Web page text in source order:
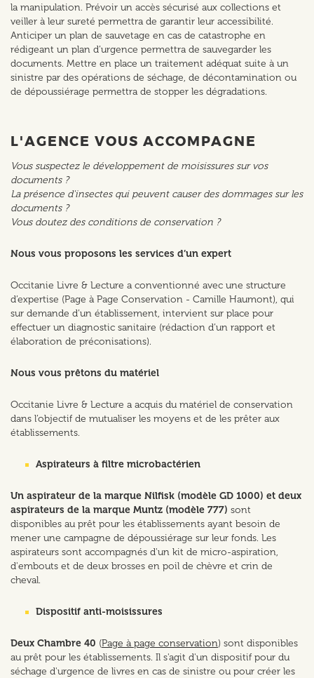
la manipulation. Prévoir un accès sécurisé aux collections et
veiller à leur sureté permettra de garantir leur accessibilité.
Anticiper un plan de sauvetage en cas de catastrophe en
rédigeant un plan d’urgence permettra de sauvegarder les
documents. Mettre en place un traitement adéquat suite à un
sinistre par des opérations de séchage, de décontamination ou
de dépoussiérage permettra de stopper les dégradations.
L'AGENCE VOUS ACCOMPAGNE
Vous suspectez le développement de moisissures sur vos
documents ?
La présence d'insectes qui peuvent causer des dommages sur les
documents ?
Vous doutez des conditions de conservation ?
Nous vous proposons les services d’un expert
Occitanie Livre & Lecture a conventionné avec une structure
d’expertise (Page à Page Conservation - Camille Haumont), qui
sur demande d’un établissement, intervient sur place pour
effectuer un diagnostic sanitaire (rédaction d’un rapport et
élaboration de préconisations).
Nous vous prêtons du matériel
Occitanie Livre & Lecture a acquis du matériel de conservation
dans l’objectif de mutualiser les moyens et de les prêter aux
établissements.
Aspirateurs à filtre microbactérien
Un aspirateur de la marque Nilfisk (modèle GD 1000) et deux
aspirateurs de la marque Muntz (modèle 777) sont
disponibles au prêt pour les établissements ayant besoin de
mener une campagne de dépoussiérage sur leur fonds. Les
aspirateurs sont accompagnés d'un kit de micro-aspiration,
d'embouts et de deux brosses en poil de chèvre et crin de
cheval.
Dispositif anti-moisissures
Deux Chambre 40 (Page à page conservation) sont disponibles
au prêt pour les établissements. Il s'agit d'un dispositif pour du
séchage d'urgence de livres en cas de sinistre ou pour créer les